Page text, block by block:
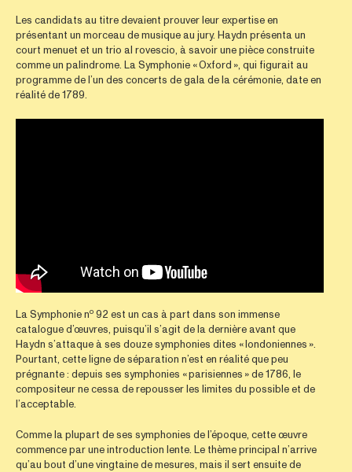
Les candidats au titre devaient prouver leur expertise en
présentant un morceau de musique au jury. Haydn présenta un
court menuet et un trio al rovescio, à savoir une pièce construite
comme un palindrome. La Symphonie « Oxford », qui figurait au
programme de l’un des concerts de gala de la cérémonie, date en
réalité de 1789.
La Symphonie no92 est un cas à part dans son immense
catalogue d’œuvres, puisqu’il s’agit de la dernière avant que
Haydn s’attaque à ses douze symphonies dites « londoniennes ».
Pourtant, cette ligne de séparation n’est en réalité que peu
prégnante : depuis ses symphonies « parisiennes » de 1786, le
compositeur ne cessa de repousser les limites du possible et de
l’acceptable.
Comme la plupart de ses symphonies de l’époque, cette œuvre
commence par une introduction lente. Le thème principal n’arrive
qu’au bout d’une vingtaine de mesures, mais il sert ensuite de